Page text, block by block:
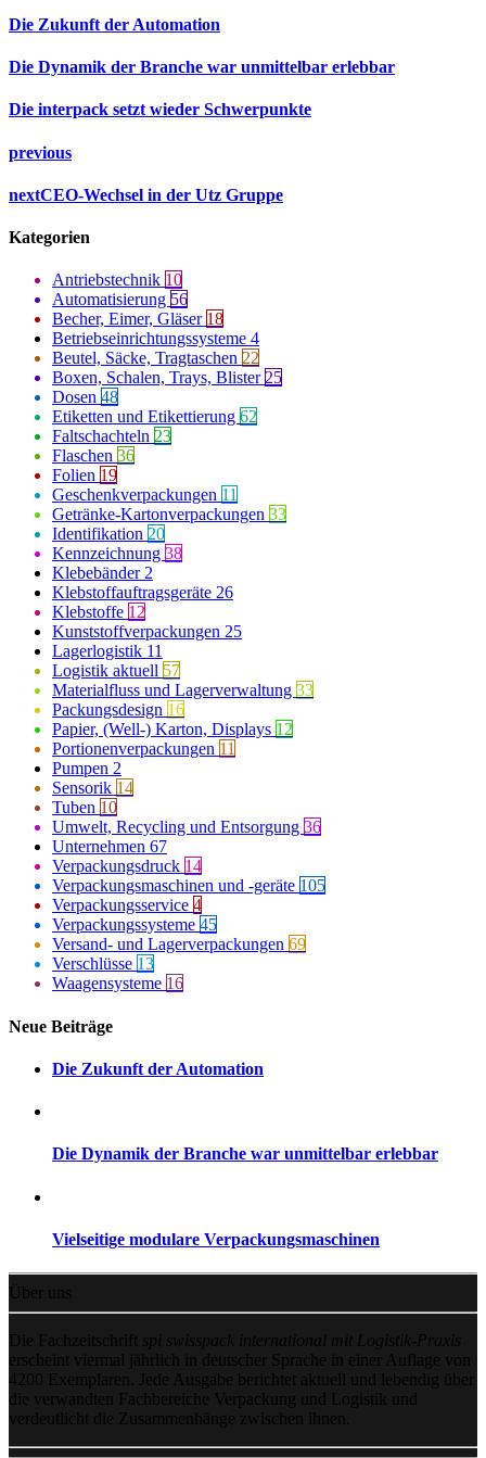
Die Zukunft der Automation
Die Dynamik der Branche war unmittelbar erlebbar
Die interpack setzt wieder Schwerpunkte
previous
nextCEO-Wechsel in der Utz Gruppe
Kategorien
Antriebstechnik 10
Automatisierung 56
Becher, Eimer, Gläser 18
Betriebseinrichtungssysteme 4
Beutel, Säcke, Tragtaschen 22
Boxen, Schalen, Trays, Blister 25
Dosen 48
Etiketten und Etikettierung 62
Faltschachteln 23
Flaschen 36
Folien 19
Geschenkverpackungen 11
Getränke-Kartonverpackungen 33
Identifikation 20
Kennzeichnung 38
Klebebänder 2
Klebstoffauftragsgeräte 26
Klebstoffe 12
Kunststoffverpackungen 25
Lagerlogistik 11
Logistik aktuell 57
Materialfluss und Lagerverwaltung 33
Packungsdesign 16
Papier, (Well-) Karton, Displays 12
Portionenverpackungen 11
Pumpen 2
Sensorik 14
Tuben 10
Umwelt, Recycling und Entsorgung 36
Unternehmen 67
Verpackungsdruck 14
Verpackungsmaschinen und -geräte 105
Verpackungsservice 4
Verpackungssysteme 45
Versand- und Lagerverpackungen 69
Verschlüsse 13
Waagensysteme 16
Neue Beiträge
Die Zukunft der Automation
Die Dynamik der Branche war unmittelbar erlebbar
Vielseitige modulare Verpackungsmaschinen
Über uns
Die Fachzeitschrift
spi swisspack international mit Logistik-Praxis
erscheint viermal jährlich in deutscher Sprache in einer Auflage von
4200 Exemplaren. Jede Ausgabe berichtet aktuell und lebendig über
die verwandten Fachbereiche Verpackung und Logistik und
verdeutlicht die Zusammenhänge zwischen ihnen.